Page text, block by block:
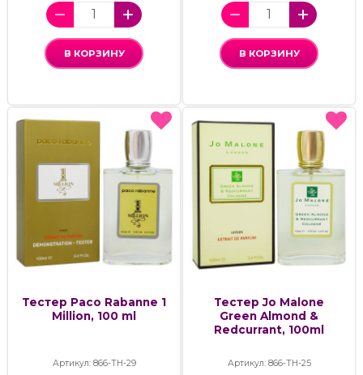
В КОРЗИНУ В КОРЗИНУ
Тестер Paco Rabanne 1
Million, 100 ml
Артикул: 866-ТН-29
Тестер Jo Malone
Green Almond &
Redcurrant, 100ml
Артикул: 866-ТН-25